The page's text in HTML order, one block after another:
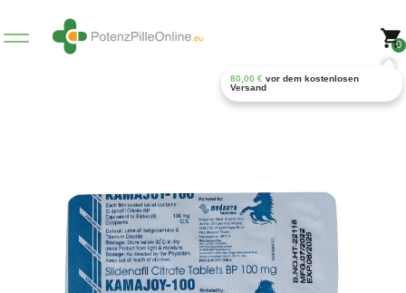
0
80,00 € vor dem kostenlosen
Versand